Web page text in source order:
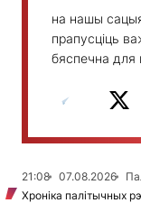
на нашы
прапусціць
бяспечна для
21:08 07.08.2026
Хроніка палітычных